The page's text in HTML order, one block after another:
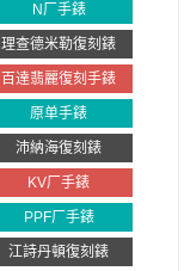
N厂手錶
理查德米勒復刻錶
百達翡麗復刻手錶
原单手錶
沛納海復刻錶
KV厂手錶
PPF厂手錶
江詩丹頓復刻錶